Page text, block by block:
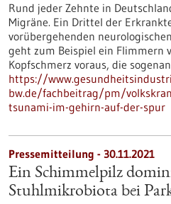
Rund jeder Zehnte in
Migräne. Ein Drittel der
vorübergehenden
geht zum Beispiel ein Flimmern
Kopfschmerz voraus, die
https://
bw.de/fachbeitrag/pm/
tsunami-im-gehirn-auf-der-spur
Pressemitteilung - 30.11.2021
Ein Schimmelpilz
Stuhlmikrobiota bei